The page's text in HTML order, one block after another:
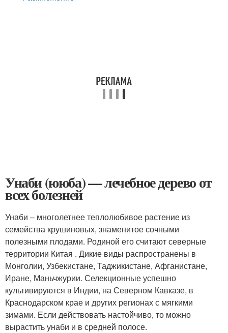
Унаби (ююба) — лечебное дерево от
всех болезней
Унаби – многолетнее теплолюбивое растение из
семейства крушиновых, знаменитое сочными
полезными плодами. Родиной его считают северные
территории Китая . Дикие виды распространены в
Монголии, Узбекистане, Таджикистане, Афганистане,
Иране, Маньчжурии. Селекционные успешно
культивируются в Индии, на Северном Кавказе, в
Краснодарском крае и других регионах с мягкими
зимами. Если действовать настойчиво, то можно
вырастить унаби и в средней полосе.